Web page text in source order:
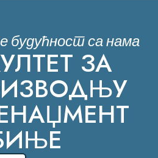
будућност са нама
ЗА